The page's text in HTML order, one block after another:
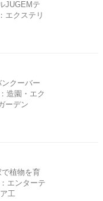
JUGEMテ
エクステリ
クーバー
造園・エク
ーデン
植物を育
エンターテ
工